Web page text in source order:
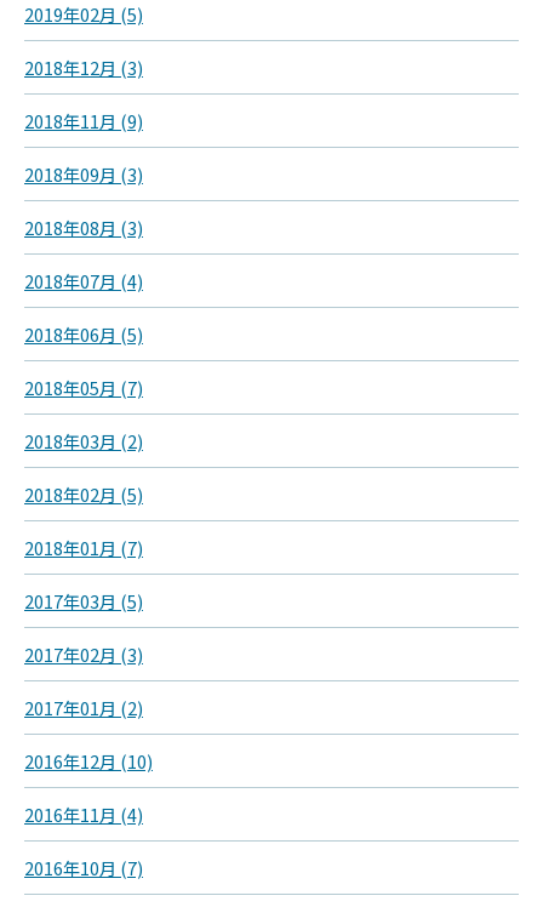
2019年02月 (5)
2018年12月 (3)
2018年11月 (9)
2018年09月 (3)
2018年08月 (3)
2018年07月 (4)
2018年06月 (5)
2018年05月 (7)
2018年03月 (2)
2018年02月 (5)
2018年01月 (7)
2017年03月 (5)
2017年02月 (3)
2017年01月 (2)
2016年12月 (10)
2016年11月 (4)
2016年10月 (7)